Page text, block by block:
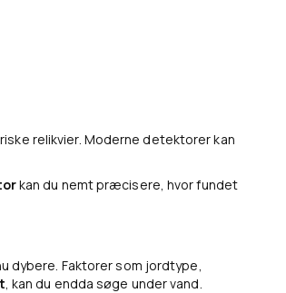
relikvier. Moderne detektorer kan
kan du nemt præcisere, hvor fundet
dybere. Faktorer som jordtype,
, kan du endda søge under vand.